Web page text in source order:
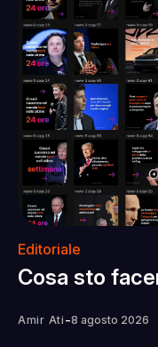
Editoriale
Cosa sto
Amir Ati -8 agosto 2026